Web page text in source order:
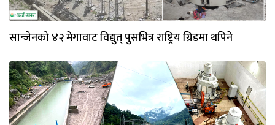
सान्जेनको ४२ मेगावाट विद्युत् पुसभित्र राष्ट्रिय ग्रिडमा थपिने